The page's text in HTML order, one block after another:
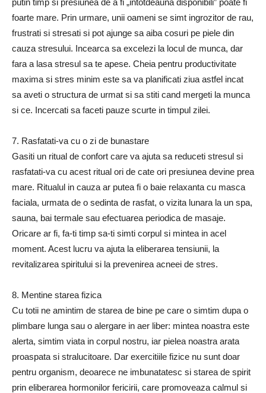
putin timp si presiunea de a fi „intotdeauna disponibili” poate fi
foarte mare. Prin urmare, unii oameni se simt ingrozitor de rau,
frustrati si stresati si pot ajunge sa aiba cosuri pe piele din
cauza stresului. Incearca sa excelezi la locul de munca, dar
fara a lasa stresul sa te apese. Cheia pentru productivitate
maxima si stres minim este sa va planificati ziua astfel incat
sa aveti o structura de urmat si sa stiti cand mergeti la munca
si ce. Incercati sa faceti pauze scurte in timpul zilei.
7. Rasfatati-va cu o zi de bunastare
Gasiti un ritual de confort care va ajuta sa reduceti stresul si
rasfatati-va cu acest ritual ori de cate ori presiunea devine prea
mare. Ritualul in cauza ar putea fi o baie relaxanta cu masca
faciala, urmata de o sedinta de rasfat, o vizita lunara la un spa,
sauna, bai termale sau efectuarea periodica de masaje.
Oricare ar fi, fa-ti timp sa-ti simti corpul si mintea in acel
moment. Acest lucru va ajuta la eliberarea tensiunii, la
revitalizarea spiritului si la prevenirea acneei de stres.
8. Mentine starea fizica
Cu totii ne amintim de starea de bine pe care o simtim dupa o
plimbare lunga sau o alergare in aer liber: mintea noastra este
alerta, simtim viata in corpul nostru, iar pielea noastra arata
proaspata si stralucitoare. Dar exercitiile fizice nu sunt doar
pentru organism, deoarece ne imbunatatesc si starea de spirit
prin eliberarea hormonilor fericirii, care promoveaza calmul si